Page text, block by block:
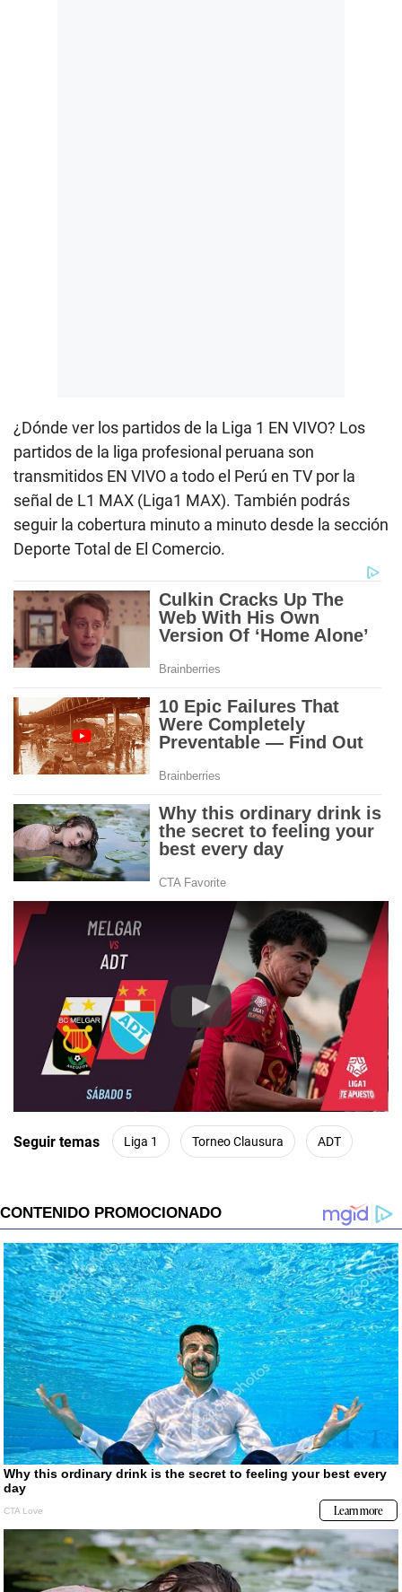
¿Dónde ver los partidos de la Liga 1 EN VIVO? Los
partidos de la liga profesional peruana son
transmitidos EN VIVO a todo el Perú en TV por la
señal de L1 MAX (Liga1 MAX). También podrás
seguir la cobertura minuto a minuto desde la sección
Deporte Total de El Comercio.
Play
Seguir temas Liga 1 Torneo Clausura ADT